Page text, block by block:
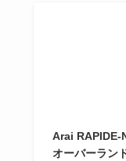
Arai RAPIDE-
オーバーラン